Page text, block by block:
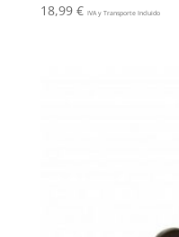
18,99 € IVA y Transporte Incluido